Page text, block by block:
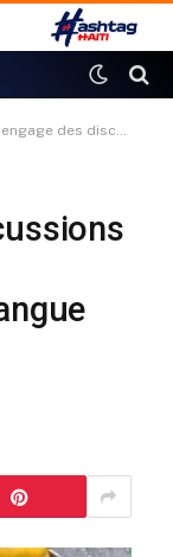
avec la Chine pour l’exportation de la mangue francisque